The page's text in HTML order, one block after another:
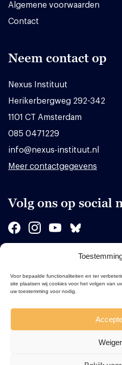
Voor bepaalde functionaliteiten en ter
site plaatsen wij cookies voor het volgen van
uw toestemming voor nodig.
Algemene voorwaarden
Contact
Neem contact op
Nexus Instituut
Herikerbergweg 292-342
1101 CT Amsterdam
085 0471229
info@nexus-instituut.nl
Meer contactgegevens
Volg ons op social